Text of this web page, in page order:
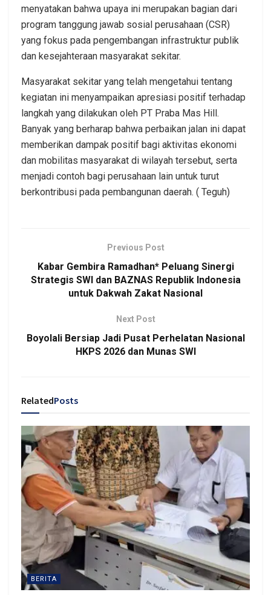
menyatakan bahwa upaya ini merupakan bagian dari
program tanggung jawab sosial perusahaan (CSR)
yang fokus pada pengembangan infrastruktur publik
dan kesejahteraan masyarakat sekitar.
Masyarakat sekitar yang telah mengetahui tentang
kegiatan ini menyampaikan apresiasi positif terhadap
langkah yang dilakukan oleh PT Praba Mas Hill.
Banyak yang berharap bahwa perbaikan jalan ini dapat
memberikan dampak positif bagi aktivitas ekonomi
dan mobilitas masyarakat di wilayah tersebut, serta
menjadi contoh bagi perusahaan lain untuk turut
berkontribusi pada pembangunan daerah. ( Teguh)
Previous Post
Kabar Gembira Ramadhan* Peluang Sinergi
Strategis SWI dan BAZNAS Republik Indonesia
untuk Dakwah Zakat Nasional
Next Post
Boyolali Bersiap Jadi Pusat Perhelatan Nasional
HKPS 2026 dan Munas SWI
RelatedPosts
BERITA